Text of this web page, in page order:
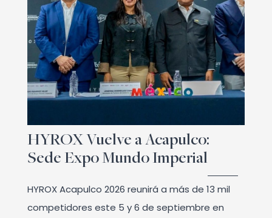
HYROX Vuelve a Acapulco:
Sede Expo Mundo Imperial
HYROX Acapulco 2026 reunirá a más de 13 mil
competidores este 5 y 6 de septiembre en